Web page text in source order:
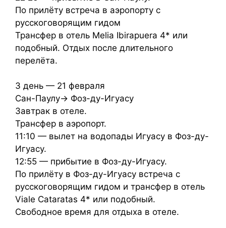
По прилёту встреча в аэропорту с
русскоговорящим гидом
Трансфер в отель Melia Ibirapuera 4* или
подобный. Отдых после длительного
перелёта.
3 день — 21 февраля
Сан-Паулу→ Фоз-ду-Игуасу
Завтрак в отеле.
Трансфер в аэропорт.
11:10 — вылет на водопады Игуасу в Фоз-ду-
Игуасу.
12:55 — прибытие в Фоз-ду-Игуасу.
По прилёту в Фоз-ду-Игуасу встреча с
русскоговорящим гидом и трансфер в отель
Viale Cataratas 4* или подобный.
Свободное время для отдыха в отеле.